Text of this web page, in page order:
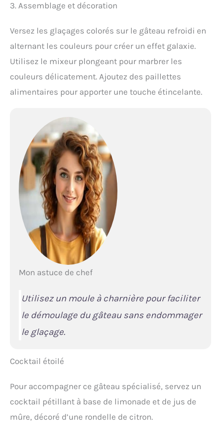
3. Assemblage et décoration
Versez les glaçages colorés sur le gâteau refroidi en
alternant les couleurs pour créer un effet galaxie.
Utilisez le mixeur plongeant pour marbrer les
couleurs délicatement. Ajoutez des paillettes
alimentaires pour apporter une touche étincelante.
Mon astuce de chef
Utilisez un moule à charnière pour faciliter
le démoulage du gâteau sans endommager
le glaçage.
Cocktail étoilé
Pour accompagner ce gâteau spécialisé, servez un
cocktail pétillant à base de limonade et de jus de
mûre, décoré d’une rondelle de citron.